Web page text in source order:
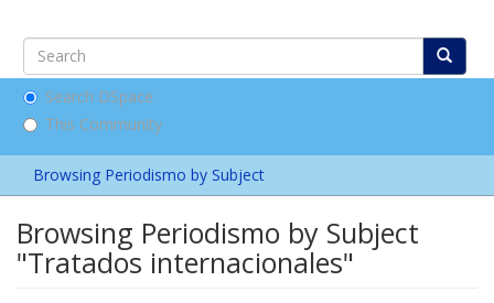
Search DSpace
This Community
Browsing Periodismo by Subject
Browsing Periodismo by Subject
"Tratados internacionales"